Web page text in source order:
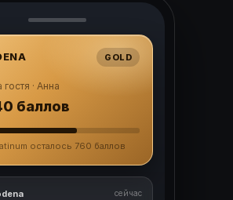
GOLD
гостя · Анна
баллов
осталось 760 баллов
сейчас